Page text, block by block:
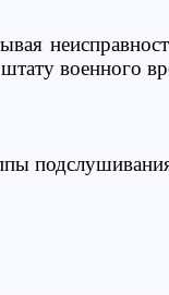
военного